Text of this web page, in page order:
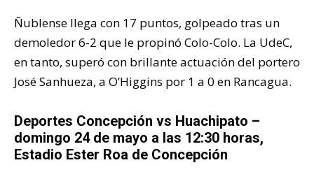
Ñublense llega con 17 puntos, golpeado tras un
demoledor 6-2 que le propinó Colo-Colo. La UdeC,
en tanto, superó con brillante actuación del portero
José Sanhueza, a O’Higgins por 1 a 0 en Rancagua.
Deportes Concepción vs Huachipato –
domingo 24 de mayo a las 12:30 horas,
Estadio Ester Roa de Concepción